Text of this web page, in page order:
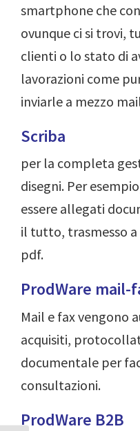
smartphone che
ovunque ci si trovi,
clienti o lo stato di
lavorazioni come
inviarle a mezzo
Scriba
per la completa
disegni. Per
essere allegati
il tutto, trasmesso
pdf.
ProdWare mail-
Mail e fax vengono
acquisiti,
documentale per
consultazioni.
ProdWare B2B